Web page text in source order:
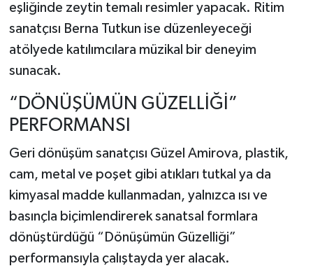
eşliğinde zeytin temalı resimler yapacak. Ritim
sanatçısı Berna Tutkun ise düzenleyeceği
atölyede katılımcılara müzikal bir deneyim
sunacak.
“DÖNÜŞÜMÜN GÜZELLİĞİ”
PERFORMANSI
Geri dönüşüm sanatçısı Güzel Amirova, plastik,
cam, metal ve poşet gibi atıkları tutkal ya da
kimyasal madde kullanmadan, yalnızca ısı ve
basınçla biçimlendirerek sanatsal formlara
dönüştürdüğü “Dönüşümün Güzelliği”
performansıyla çalıştayda yer alacak.